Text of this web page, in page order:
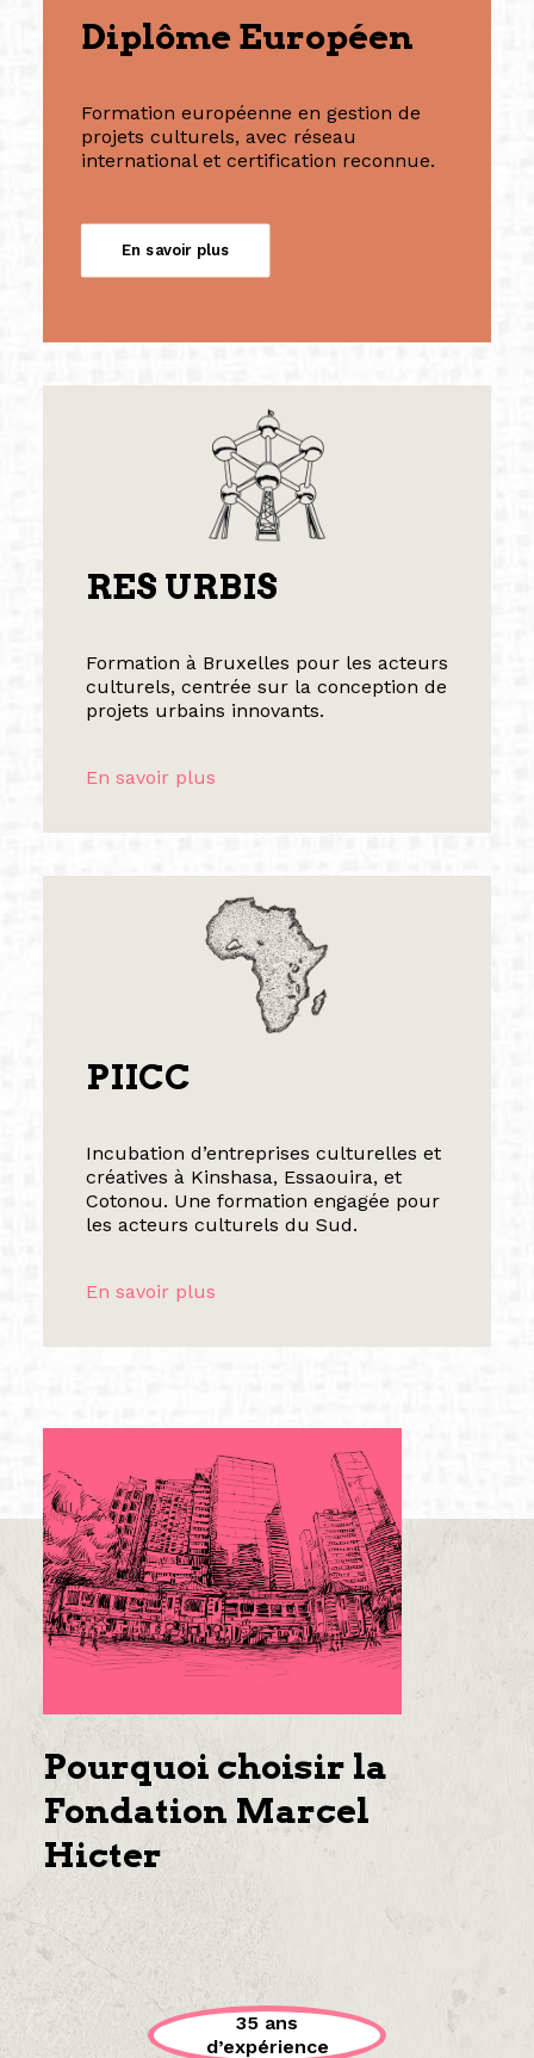
Diplôme Européen
Formation européenne en gestion de
projets culturels, avec réseau
international et certification reconnue.
En savoir plus
RES URBIS
Formation à Bruxelles pour les acteurs
culturels, centrée sur la conception de
projets urbains innovants.
En savoir plus
PIICC
Incubation d’entreprises culturelles et
créatives à Kinshasa, Essaouira, et
Cotonou. Une formation engagée pour
les acteurs culturels du Sud.
En savoir plus
Pourquoi choisir la
Fondation Marcel
Hicter
35 ans
d’expérience